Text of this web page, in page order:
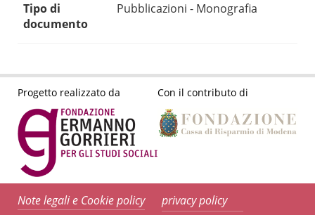
Tipo di
documento
Pubblicazioni - Monografia
Progetto realizzato da Con il contributo di
Note legali e Cookie policy privacy policy